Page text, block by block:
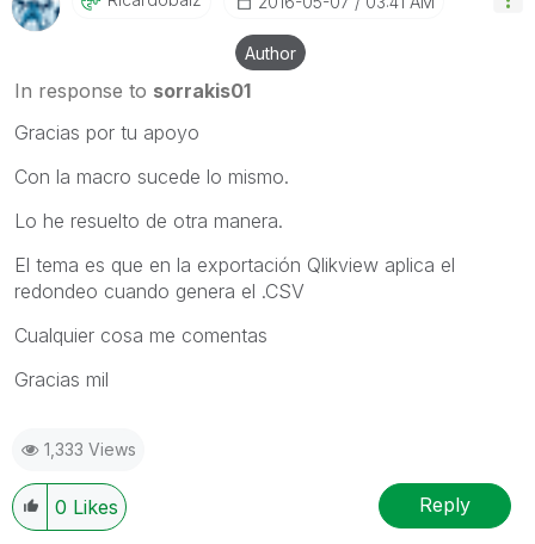
Author
In response to sorrakis01
Gracias por tu apoyo
Con la macro sucede lo mismo.
Lo he resuelto de otra manera.
El tema es que en la exportación Qlikview aplica el
redondeo cuando genera el .CSV
Cualquier cosa me comentas
Gracias mil
1,333 Views
0 Likes Reply